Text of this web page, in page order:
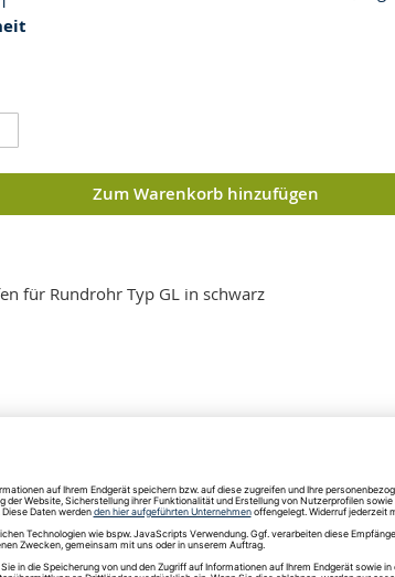
Zum Warenkorb hinzufügen
für Rundrohr Typ GL in schwarz